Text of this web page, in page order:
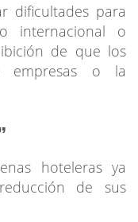
dificultades para
internacional o
de que los
empresas o la
hoteleras ya
de sus